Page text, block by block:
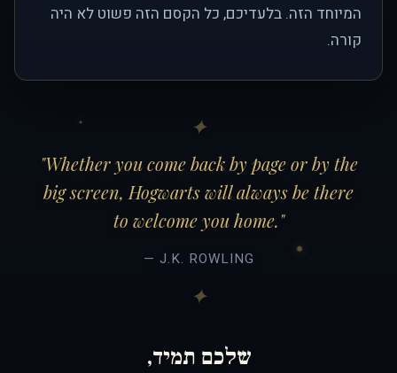
המיוחד הזה. בלעדיכם, כל הקסם הזה פשוט לא היה
קורה.
"Whether you come back by page or by the
big screen, Hogwarts will always be there
to welcome you home."
— J.K. ROWLING
שלכם תמיד,